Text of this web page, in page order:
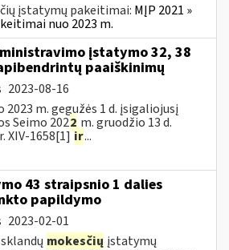
įstatymų pakeitimai: MĮP 2021 »
nuo 2023 m.
įstatymo 32, 38
paaiškinimų
2023-08-16
m. gegužės 1 d. įsigaliojusį
Seimo 2022 m. gruodžio 13 d.
XIV-1658[1]ir...
43 straipsnio 1 dalies
papildymo
2023-02-01
mokesčių įstatymų